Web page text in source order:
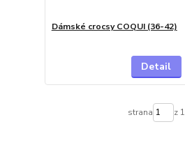
Dámské crocsy COQUI (36-42)
Detail
strana z 1